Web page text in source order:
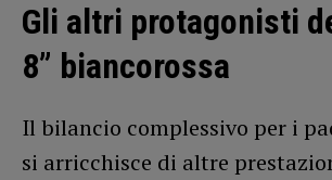
Gli altri protagonisti
8” biancorossa
Il bilancio complessivo per i
si arricchisce di altre